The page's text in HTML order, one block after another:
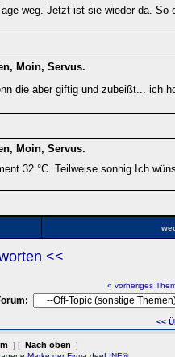
weg. Jetzt ist sie wieder da. So
Moin, Servus.
die aber giftig und zubeißt... ich
Moin, Servus.
32 °C. Teilweise sonnig Ich
<<
« vorheriges
<<
] [ Nach oben
]